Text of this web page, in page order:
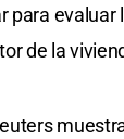
evaluar
de la